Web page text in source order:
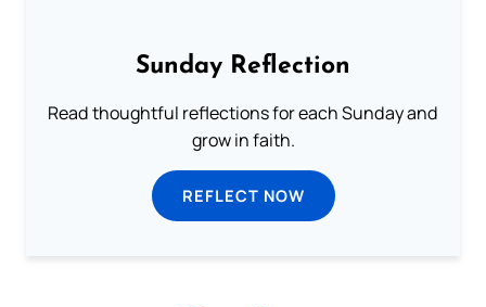
Sunday Reflection
Read thoughtful reflections for each Sunday and
grow in faith.
REFLECT NOW